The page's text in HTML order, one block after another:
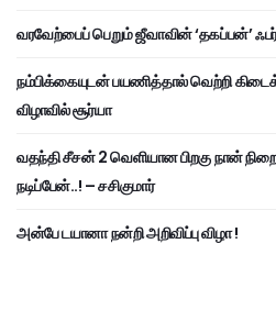
வரவேற்பைப் பெறும் ஜீவாவின் ‘தகப்பன்’
நம்பிக்கையுடன் பயணித்தால் வெற்றி
விழாவில் சூர்யா
வதந்தி சீசன் 2 வெளியான பிறகு நான்
நடிப்பேன்..! – சசிகுமார்
அன்பே டயானா நன்றி அறிவிப்பு விழா !